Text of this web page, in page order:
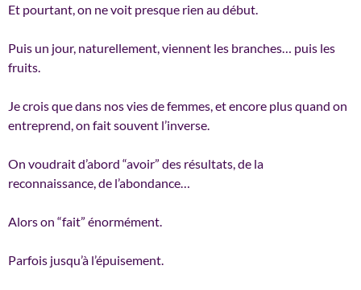
Et pourtant, on ne voit presque rien au début.
Puis un jour, naturellement, viennent les branches… puis les
fruits.
Je crois que dans nos vies de femmes, et encore plus quand on
entreprend, on fait souvent l’inverse.
On voudrait d’abord “avoir” des résultats, de la
reconnaissance, de l’abondance…
Alors on “fait” énormément.
Parfois jusqu’à l’épuisement.